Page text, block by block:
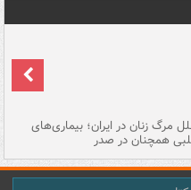
مرگ زنان در ایران؛ بیماری‌های
همچنان در صدر